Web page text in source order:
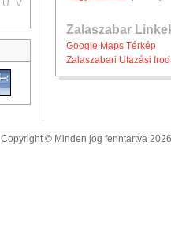
Ü
V
Zalaszabar
Google Maps Térkép
Zalaszabari Utazási
Copyright © Minden jog fenntartva